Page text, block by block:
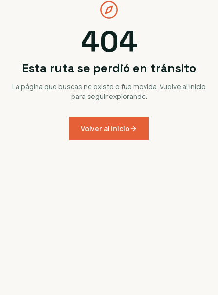
404
Esta ruta se perdió en tránsito
La página que buscas no existe o fue movida. Vuelve al inicio
para seguir explorando.
Volver al inicio